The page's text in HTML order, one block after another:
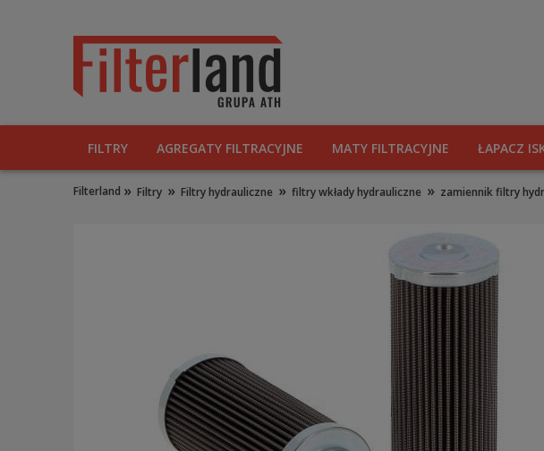
FILTRY AGREGATY FILTRACYJNE MATY FILTRACYJNE ŁAPACZ
Filterland » Filtry » Filtry hydrauliczne » filtry wkłady hydrauliczne » zamiennik filtry